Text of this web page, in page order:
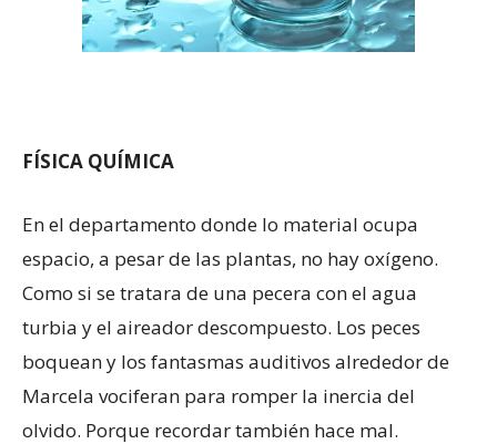
FÍSICA QUÍMICA
En el departamento donde lo material ocupa
espacio, a pesar de las plantas, no hay oxígeno.
Como si se tratara de una pecera con el agua
turbia y el aireador descompuesto. Los peces
boquean y los fantasmas auditivos alrededor de
Marcela vociferan para romper la inercia del
olvido. Porque recordar también hace mal.